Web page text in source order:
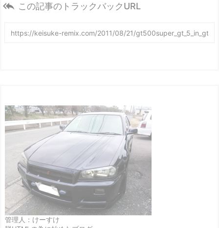
 この記事のトラックバックURL
管理人：けーすけ